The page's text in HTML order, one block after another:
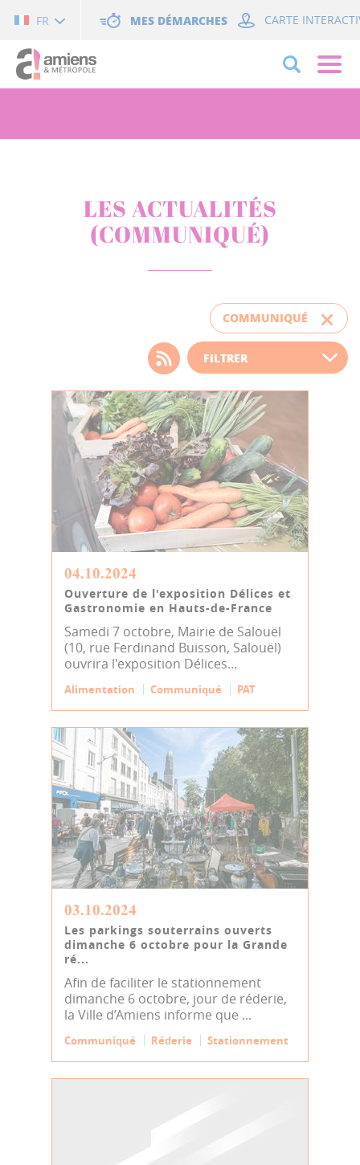
FR MES DÉMARCHES CARTE
LES ACTUALITÉS
(COMMUNIQUÉ)
COMMUNIQUÉ
Choisissez votre filtre
d'actualité
04.10.2024
Ouverture de l'exposition Délices et
Gastronomie en Hauts-de-France
Samedi 7 octobre, Mairie de Salouël
(10, rue Ferdinand Buisson, Salouël)
ouvrira l'exposition Délices...
Alimentation Communiqué PAT
03.10.2024
Les parkings souterrains ouverts
dimanche 6 octobre pour la Grande
ré...
Afin de faciliter le stationnement
dimanche 6 octobre, jour de réderie,
la Ville d’Amiens informe que ...
Communiqué Réderie Stationnement